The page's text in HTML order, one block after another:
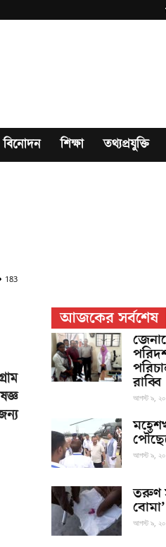
বিনোদন শিক্ষা তথ্যপ্রযুক্তি
183
আজকের সর্বশেষ
রাব্বি
আগস্ট ৯,
আগস্ট ৯,
তরুণ
আগস্ট ৯,